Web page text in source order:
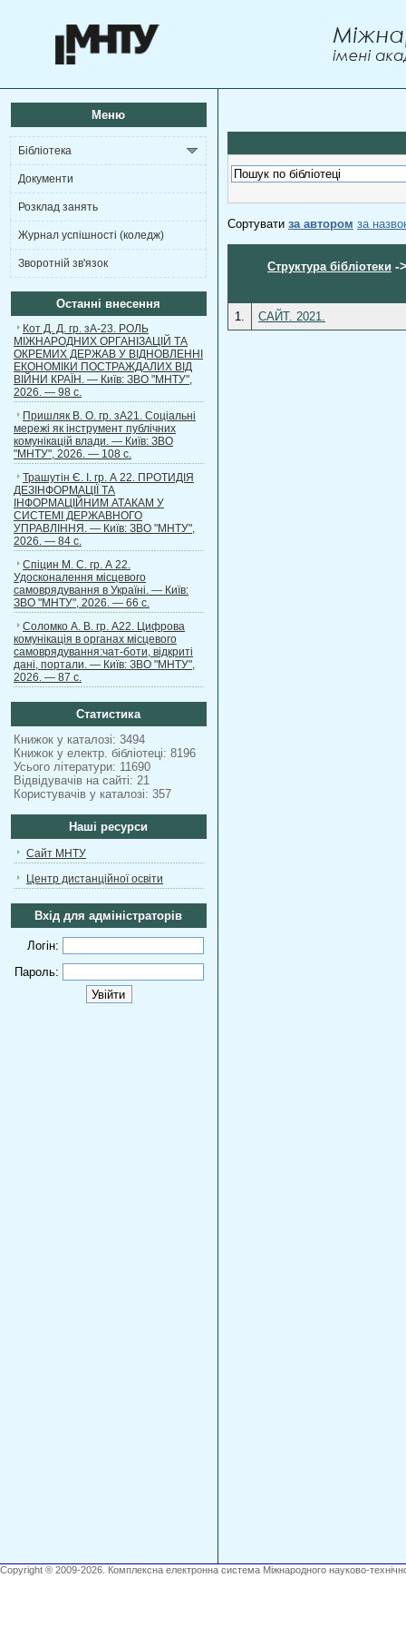
Меню
Бібліотека
Документи
Розклад занять
Журнал успішності (коледж)
Зворотній зв'язок
Останні внесення
Кот Д. Д. гр. зА-23. РОЛЬ
МІЖНАРОДНИХ ОРГАНІЗАЦІЙ ТА
ОКРЕМИХ ДЕРЖАВ У ВІДНОВЛЕННІ
ЕКОНОМІКИ ПОСТРАЖДАЛИХ ВІД
ВІЙНИ КРАЇН. — Київ: ЗВО "МНТУ",
2026. — 98 с.
Пришляк В. О. гр. зА21. Соціальні
мережі як інструмент публічних
комунікацій влади. — Київ: ЗВО
"МНТУ", 2026. — 108 с.
Трашутін Є. І. гр. А 22. ПРОТИДІЯ
ДЕЗІНФОРМАЦІЇ ТА
ІНФОРМАЦІЙНИМ АТАКАМ У
СИСТЕМІ ДЕРЖАВНОГО
УПРАВЛІННЯ. — Київ: ЗВО "МНТУ",
2026. — 84 с.
Спіцин М. С. гр. А 22.
Удосконалення місцевого
самоврядування в Україні. — Київ:
ЗВО "МНТУ", 2026. — 66 с.
Соломко А. В. гр. А22. Цифрова
комунікація в органах місцевого
самоврядування:чат-боти, відкриті
дані, портали. — Київ: ЗВО "МНТУ",
2026. — 87 с.
Статистика
Книжок у каталозі: 3494
Книжок у електр. бібліотеці: 8196
Усього літератури: 11690
Відвідувачів на сайті: 21
Користувачів у каталозі: 357
Наші ресурси
Сайт МНТУ
Центр дистанційної освіти
Вхід для адміністраторів
Логін:
Пароль:
Сортувати за автором за
Структура бібліотеки -
1. САЙТ. 2021.
Copyright ® 2009-2026. Комплексна електронна система Міжнародного науково-